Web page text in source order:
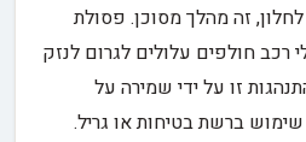
זה מהלך מסוכן. פסולת
רכב חולפים עלולים לגרום לנזק
זו על ידי שמירה על
ברשת בטיחות או גריל.